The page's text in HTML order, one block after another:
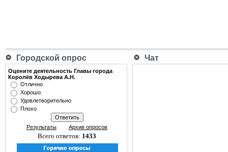
Городской опрос Чат
Оцените деятельность Главы города
Королёв Ходырева А.Н.
Отлично
Хорошо
Удовлетворительно
Плохо
Результаты Архив опросов
Всего ответов: 1433